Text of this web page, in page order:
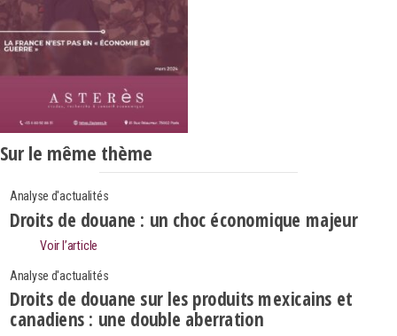
Sur le même thème
Analyse d'actualités
Droits de douane : un choc économique majeur
Voir l’article
Analyse d'actualités
Droits de douane sur les produits mexicains et
canadiens : une double aberration